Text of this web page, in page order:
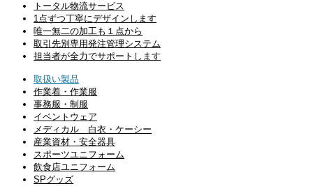
トータル物流サービス
1点ずつ丁寧にデザインします
唯一無二の加工も１点から
取引先別専用発注管理システム
担当者が全力でサポートします
取扱い製品
作業着・作業服
事務服・制服
イベントウェア
メディカル 白衣・ケーシー
産業資材・安全器具
スポーツユニフォーム
飲食店ユニフォーム
SPグッズ